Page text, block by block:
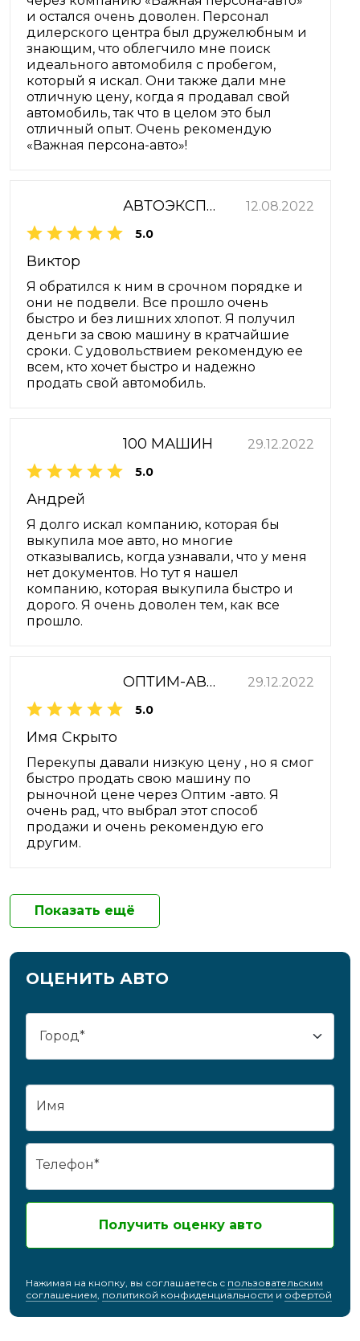
и остался очень доволен. Персонал
дилерского центра был дружелюбным и
знающим, что облегчило мне поиск
идеального автомобиля с пробегом,
который я искал. Они также дали мне
отличную цену, когда я продавал свой
автомобиль, так что в целом это был
отличный опыт. Очень рекомендую
«Важная персона-авто»!
АВТОЭКСПРЕСС 12.08.2022
5.0
Виктор
Я обратился к ним в срочном порядке и
они не подвели. Все прошло очень
быстро и без лишних хлопот. Я получил
деньги за свою машину в кратчайшие
сроки. С удовольствием рекомендую ее
всем, кто хочет быстро и надежно
продать свой автомобиль.
100 МАШИН 29.12.2022
5.0
Андрей
Я долго искал компанию, которая бы
выкупила мое авто, но многие
отказывались, когда узнавали, что у меня
нет документов. Но тут я нашел
компанию, которая выкупила быстро и
дорого. Я очень доволен тем, как все
прошло.
ОПТИМ-АВТО 29.12.2022
5.0
Имя Скрыто
Перекупы давали низкую цену , но я смог
быстро продать свою машину по
рыночной цене через Оптим -авто. Я
очень рад, что выбрал этот способ
продажи и очень рекомендую его
другим.
Показать ещё
ОЦЕНИТЬ АВТО
Имя
Телефон*
Получить оценку авто
Нажимая на кнопку, вы соглашаетесь с пользовательским
соглашением, политикой конфиденциальности и офертой